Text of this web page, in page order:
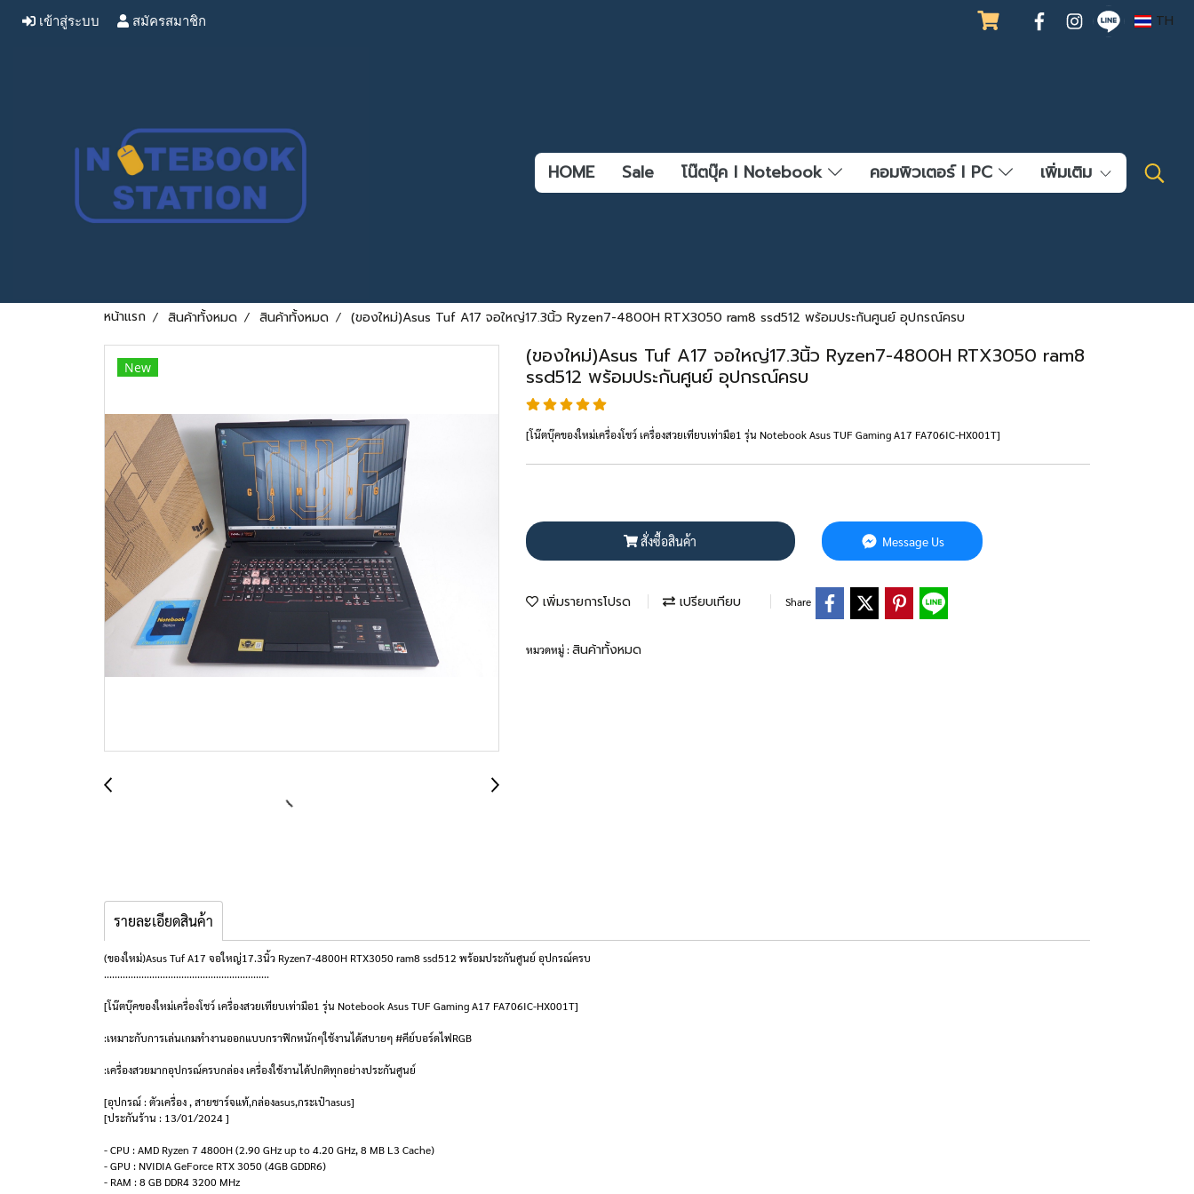
เข้าสู่ระบบ สมัครสมาชิก TH
HOME Sale โน๊ตบุ๊ค l Notebook คอมพิวเตอร์ l PC เพิ่มเติม
หน้าแรก สินค้าทั้งหมด สินค้าทั้งหมด (ของใหม่)Asus Tuf A17 จอใหญ่17.3นิ้ว Ryzen7-4800H RTX3050 ram8 ssd512 พร้อมประกันศูนย์ อุปกรณ์ครบ
New
(ของใหม่)Asus Tuf A17 จอใหญ่17.3นิ้ว Ryzen7-4800H RTX3050 ram8
ssd512 พร้อมประกันศูนย์ อุปกรณ์ครบ
[โน๊ตบุ๊คของใหม่เครื่องโชว์ เครื่องสวยเทียบเท่ามือ1 รุ่น Notebook Asus TUF Gaming A17 FA706IC-HX001T]
สั่งซื้อสินค้า Message Us
เพิ่มรายการโปรด เปรียบเทียบ Share
หมวดหมู่ :สินค้าทั้งหมด
รายละเอียดสินค้า
(ของใหม่)Asus Tuf A17 จอใหญ่17.3นิ้ว Ryzen7-4800H RTX3050 ram8 ssd512 พร้อมประกันศูนย์ อุปกรณ์ครบ
..............................................................
[โน๊ตบุ๊คของใหม่เครื่องโชว์ เครื่องสวยเทียบเท่ามือ1 รุ่น Notebook Asus TUF Gaming A17 FA706IC-HX001T]
:เหมาะกับการเล่นเกมทำงานออกแบบกราฟิกหนักๆใช้งานได้สบายๆ #คีย์บอร์ดไฟRGB
:เครื่องสวยมากอุปกรณ์ครบกล่อง เครื่องใช้งานได้ปกติทุกอย่างประกันศูนย์
[อุปกรณ์ : ตัวเครื่อง , สายชาร์จแท้,กล่องasus,กระเป๋าasus]
[ประกันร้าน : 13/01/2024 ]
- CPU : AMD Ryzen 7 4800H (2.90 GHz up to 4.20 GHz, 8 MB L3 Cache)
- GPU : NVIDIA GeForce RTX 3050 (4GB GDDR6)
- RAM : 8 GB DDR4 3200 MHz